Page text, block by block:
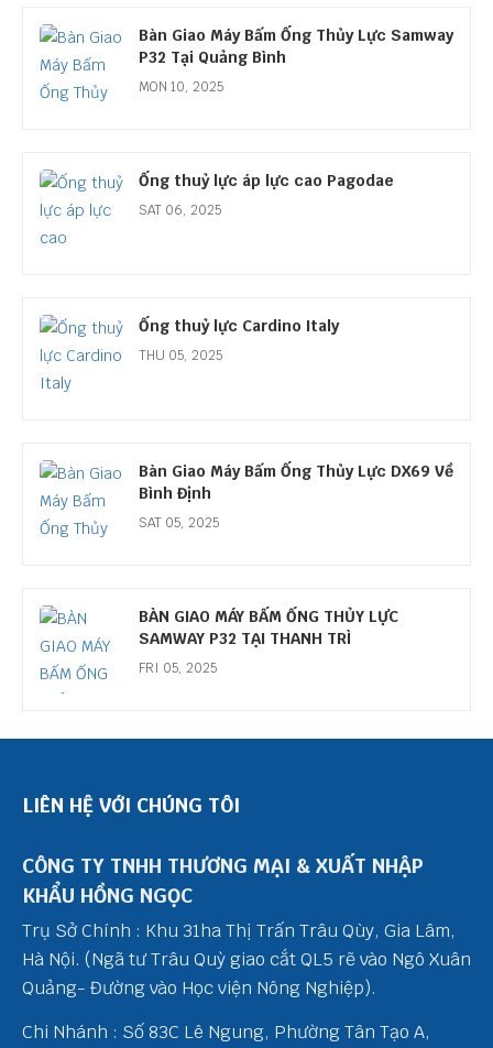
Bàn Giao Máy Bấm Ống Thủy Lực Samway
P32 Tại Quảng Bình
MON 10, 2025
Ống thuỷ lực áp lực cao Pagodae
SAT 06, 2025
Ống thuỷ lực Cardino Italy
THU 05, 2025
Bàn Giao Máy Bấm Ống Thủy Lực DX69 Về
Bình Định
SAT 05, 2025
BÀN GIAO MÁY BẤM ỐNG THỦY LỰC
SAMWAY P32 TẠI THANH TRÌ
FRI 05, 2025
LIÊN HỆ VỚI CHÚNG TÔI
CÔNG TY TNHH THƯƠNG MẠI & XUẤT NHẬP
KHẨU HỒNG NGỌC
Trụ Sở Chính : Khu 31ha Thị Trấn Trâu Qùy, Gia Lâm,
Hà Nội. (Ngã tư Trâu Quỳ giao cắt QL5 rẽ vào Ngô Xuân
Quảng- Đường vào Học viện Nông Nghiệp).
Chi Nhánh : Số 83C Lê Ngung, Phường Tân Tạo A,